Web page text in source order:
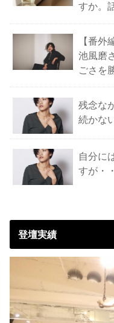
すか。
【番外
池風磨
ごさを
残念な
続かな
自分に
すが・
登壇実績